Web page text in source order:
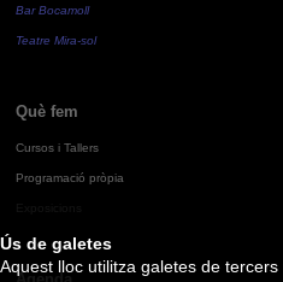
Ús de galetes
Aquest lloc utilitza galetes de
Bar Bocamoll
Teatre Mira-sol
Què fem
Cursos i Tallers
Programació pròpia